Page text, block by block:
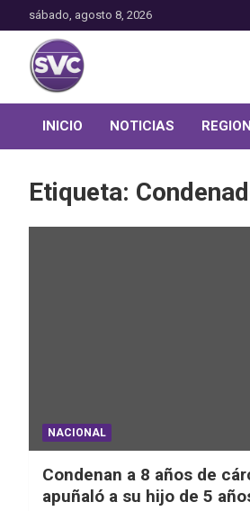
al
contenido
sábado, agosto 8, 2026
San Vicente
Toda la actualidad noticiosa de
INICIO
NOTICIAS
Etiqueta:
NACIONAL
Condenan a 8 años de
apuñaló a su hijo de 5